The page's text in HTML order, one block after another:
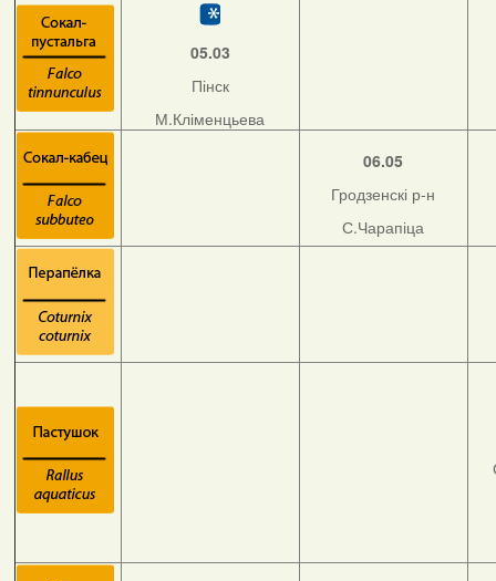
05.03
Пінск
М.Кліменцьева
06.05
Гродзенскі р-н
С.Чарапіца